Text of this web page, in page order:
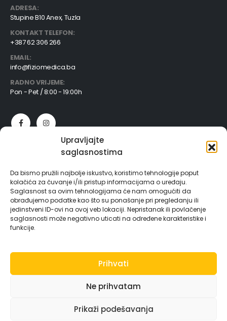
Upravljajte
saglasnostima
Da bismo pružili najbolje iskustvo, koristimo tehnologije poput
kolačića za čuvanje i/ili pristup informacijama o uređaju.
Saglasnost sa ovim tehnologijama će nam omogućiti da
obrađujemo podatke kao što su ponašanje pri pregledanju ili
jedinstveni ID-ovi na ovoj veb lokaciji. Nepristanak ili povlačenje
saglasnosti može negativno uticati na određene karakteristike i
funkcije.
Prihvati
Ne prihvatam
Prikaži podešavanja
ADRESA:
Stupine B10 Anex, Tuzla
KONTAKT TELEFON:
+387 62 306 266
EMAIL:
info@fiziomedica.ba
RADNO VRIJEME:
Pon - Pet / 8:00 - 19:00h
Početna
O nama
Naš tim
Usluge
Kontakti